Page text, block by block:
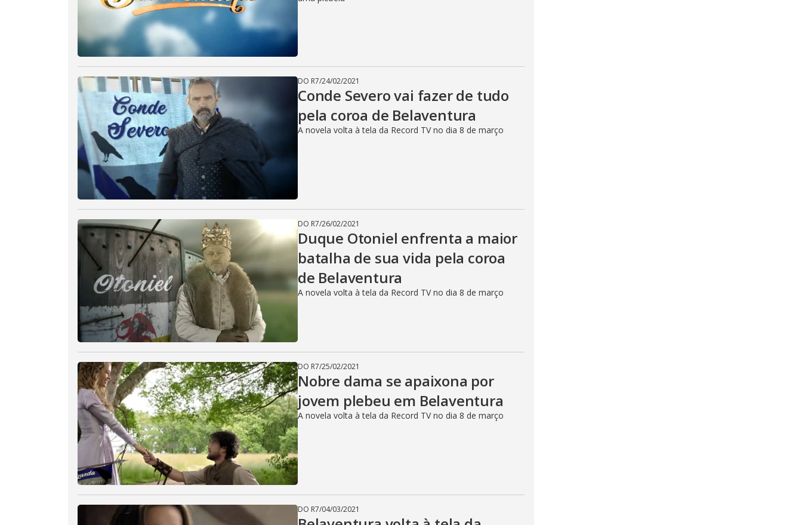
i
d
e
o
DO R7/24/02/2021
Conde Severo vai fazer de tudo
pela coroa de Belaventura
A novela volta à tela da Record TV no dia 8 de março
DO R7/26/02/2021
Duque Otoniel enfrenta a maior
batalha de sua vida pela coroa
de Belaventura
A novela volta à tela da Record TV no dia 8 de março
DO R7/25/02/2021
Nobre dama se apaixona por
jovem plebeu em Belaventura
A novela volta à tela da Record TV no dia 8 de março
DO R7/04/03/2021